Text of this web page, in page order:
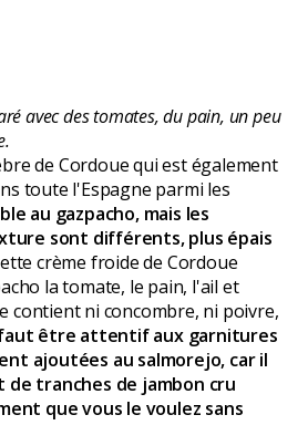
avec des tomates, du pain, un peu
de Cordoue qui est également
toute l'Espagne parmi les
au gazpacho, mais les
sont différents, plus épais
crème froide de Cordoue
la tomate, le pain, l'ail et
contient ni concombre, ni poivre,
être attentif aux garnitures
ajoutées au salmorejo, car il
tranches de jambon cru
que vous le voulez sans